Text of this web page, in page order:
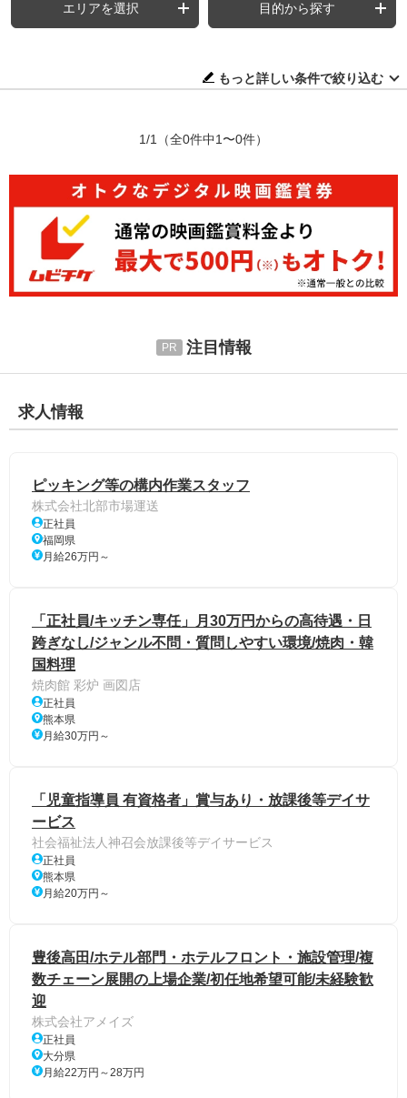
エリアを選択 目的から探す
もっと詳しい条件で絞り込む
1/1 （全0件中1〜0件）
注目情報
求人情報
ピッキング等の構内作業スタッフ
株式会社北部市場運送
正社員
福岡県
月給26万円～
「正社員/キッチン専任」月30万円からの高待遇・日
跨ぎなし/ジャンル不問・質問しやすい環境/焼肉・韓
国料理
焼肉館 彩炉 画図店
正社員
熊本県
月給30万円～
「児童指導員 有資格者」賞与あり・放課後等デイサ
ービス
社会福祉法人神召会放課後等デイサービス
正社員
熊本県
月給20万円～
豊後高田/ホテル部門・ホテルフロント・施設管理/複
数チェーン展開の上場企業/初任地希望可能/未経験歓
迎
株式会社アメイズ
正社員
大分県
月給22万円～28万円